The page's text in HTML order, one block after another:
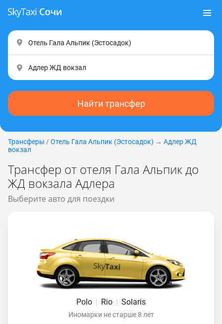
Найти трансфер
Трансферы / Отель Гала Альпик (Эcтocaдoк) → Адлер ЖД
вокзал
Трансфер от отеля Гала Альпик до
ЖД вокзала Адлера
Выберите авто для поездки
Polo | Rio | Solaris
Иномарки не старше 8 лет